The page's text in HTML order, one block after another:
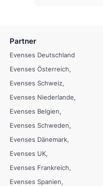
Partner
Evenses Deutschland
Evenses Österreich
Evenses Schweiz
Evenses Niederlande
Evenses Belgien
Evenses Schweden
Evenses Dänemark
Evenses UK
Evenses Frankreich
Evenses Spanien